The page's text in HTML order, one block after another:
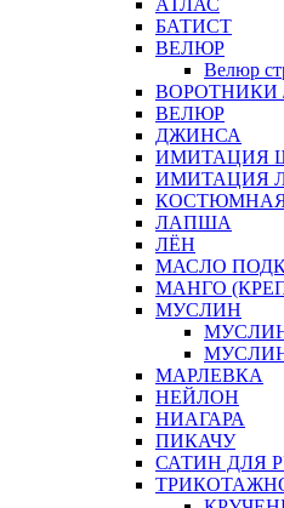
АТЛАС
БАТИСТ
ВЕЛЮР
Велюр
ВОРОТНИКИ
ВЕЛЮР
ДЖИНСА
ИМИТАЦИЯ
ИМИТАЦИЯ
КОСТЮМНАЯ
ЛАПША
ЛЁН
МАСЛО
МАНГО
МУСЛИН
МАРЛЕВКА
НЕЙЛОН
НИАГАРА
ПИКАЧУ
САТИН ДЛЯ